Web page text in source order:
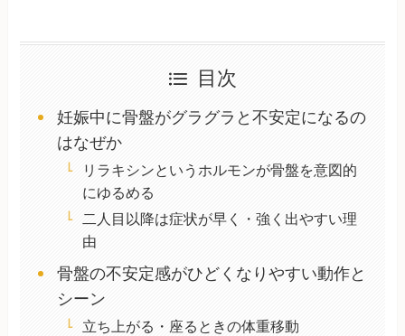
目次
妊娠中に骨盤がグラグラと不安定になるの
はなぜか
リラキシンというホルモンが骨盤を意図的
にゆるめる
二人目以降は症状が早く・強く出やすい理
由
骨盤の不安定感がひどくなりやすい動作と
シーン
立ち上がる・座るときの体重移動